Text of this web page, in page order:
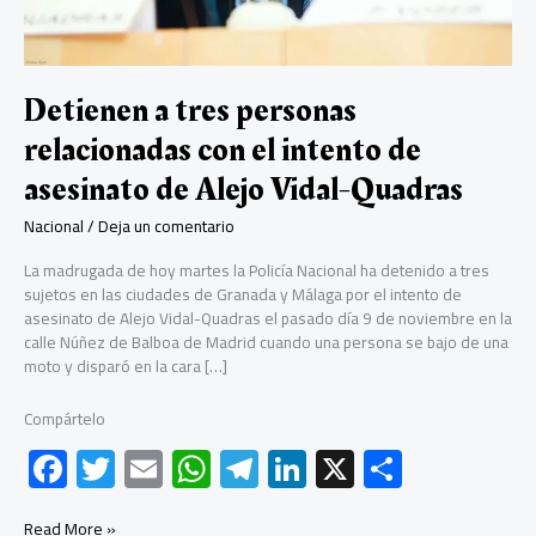
Detienen a tres personas
relacionadas con el intento de
asesinato de Alejo Vidal-Quadras
Nacional/Deja un comentario
La madrugada de hoy martes la Policía Nacional ha detenido a tres
sujetos en las ciudades de Granada y Málaga por el intento de
asesinato de Alejo Vidal-Quadras el pasado día 9 de noviembre en la
calle Núñez de Balboa de Madrid cuando una persona se bajo de una
moto y disparó en la cara […]
Compártelo
F
ac
T
wi
E
m
W
h
Te
le
Li
nk
X
Detienen
Read More »